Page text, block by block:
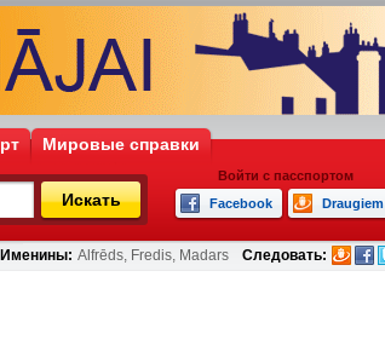
Мировые справки
Искать
Войти с пасспортом
Facebook
Draugiem
Именины: Alfrēds, Fredis, Madars Следовать: